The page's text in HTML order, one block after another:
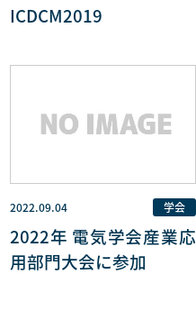
ICDCM2019
2022.09.04 学会
2022年 電気学会産業応
用部門大会に参加